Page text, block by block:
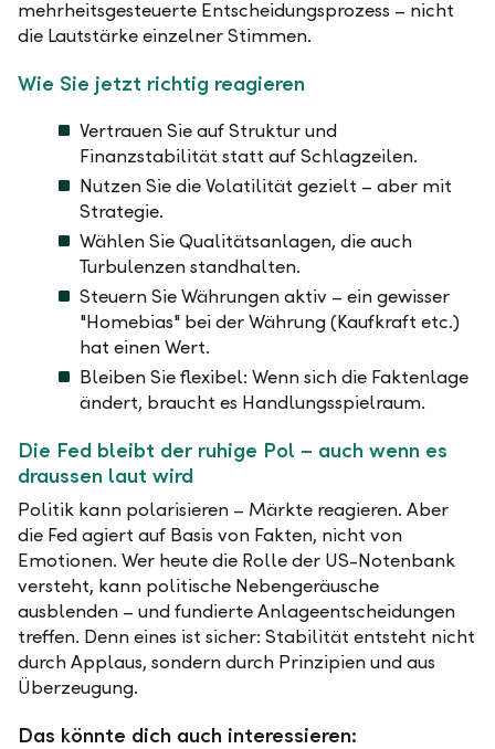
mehrheitsgesteuerte Entscheidungsprozess – nicht
die Lautstärke einzelner Stimmen.
Wie Sie jetzt richtig reagieren
Vertrauen Sie auf Struktur und
Finanzstabilität statt auf Schlagzeilen.
Nutzen Sie die Volatilität gezielt – aber mit
Strategie.
Wählen Sie Qualitätsanlagen, die auch
Turbulenzen standhalten.
Steuern Sie Währungen aktiv – ein gewisser
"Homebias" bei der Währung (Kaufkraft etc.)
hat einen Wert.
Bleiben Sie flexibel: Wenn sich die Faktenlage
ändert, braucht es Handlungsspielraum.
Die Fed bleibt der ruhige Pol – auch wenn es
draussen laut wird
Politik kann polarisieren – Märkte reagieren. Aber
die Fed agiert auf Basis von Fakten, nicht von
Emotionen. Wer heute die Rolle der US-Notenbank
versteht, kann politische Nebengeräusche
ausblenden – und fundierte Anlageentscheidungen
treffen. Denn eines ist sicher: Stabilität entsteht nicht
durch Applaus, sondern durch Prinzipien und aus
Überzeugung.
Das könnte dich auch interessieren: